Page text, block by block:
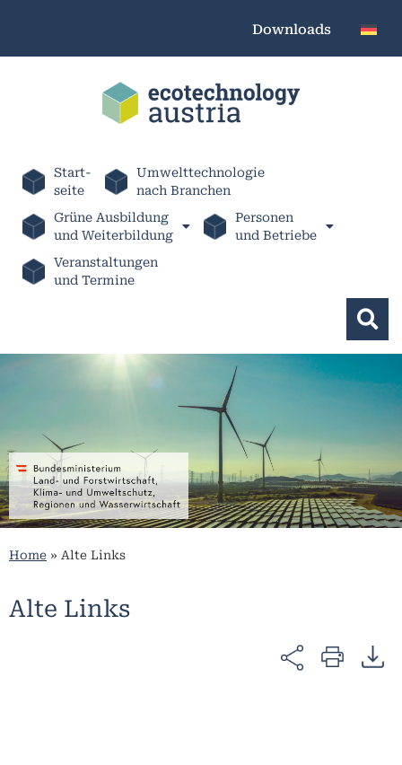
Downloads
Start-
seite
Umwelttechnologie
nach Branchen
Grüne Ausbildung
und Weiterbildung
Personen
und Betriebe
Veranstaltungen
und Termine
Home » Alte Links
Alte Links